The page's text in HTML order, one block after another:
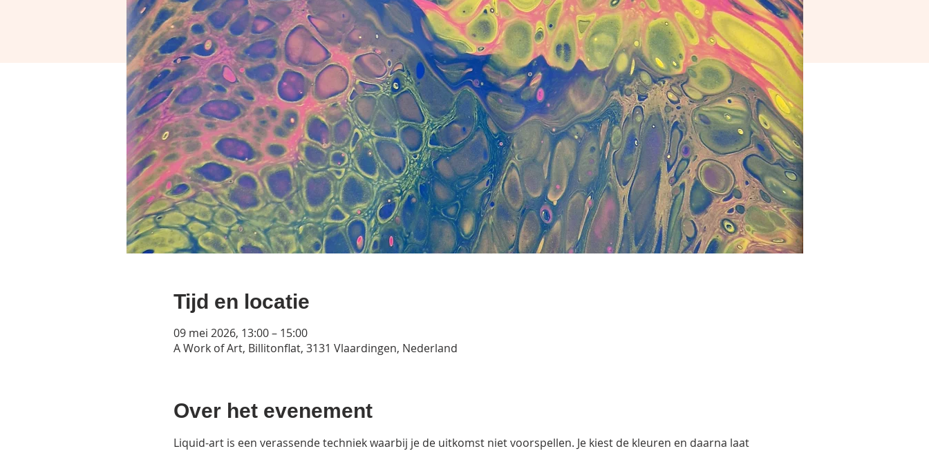
Tijd en locatie
09 mei 2026, 13:00 – 15:00
A Work of Art, Billitonflat, 3131 Vlaardingen, Nederland
Over het evenement
Liquid-art is een verassende techniek waarbij je de uitkomst niet voorspellen. Je kiest de kleuren en daarna laat